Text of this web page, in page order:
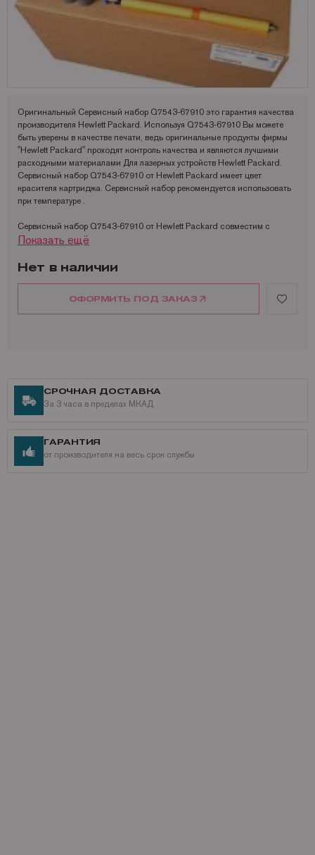
Lexmark
OCE
Pantum
Ricoh
Samsung
Sharp
Toshiba
Xerox
Аналоги Lexmark
Аналоги Oki
Аналоги Panasonic
Аналоги Ricoh
Аналоги Samsung
Аналоги Sharp
Аналоги Xerox
Запчасти для OKI
Запчасти для Samsung
Запчасти для Toshiba
Фотобумага Kodak для струйных принтеров
Фотобумага Lomond и пленки для струйных принтеров
Пленка для ламинирования Корея
Принтеры Epson
Принтеры Hewllet Packard
Принтеры Lexmark
Принтеры Panasonic
Принтеры Ricoh
Принтеры Samsung
Принтеры Sharp
Принтеры XEROX
Факсы Panasonic
Мониторы
Мониторы HP
Другое
Оригинальный Сервисный набор Q7543-67910 это гарантия качества
производителя Hewlett Packard. Используя Q7543-67910 Вы можете
быть уверены в качестве печати, ведь оригинальные продукты фирмы
"Hewlett Packard" проходят контроль качества и являются лучшими
расходными материалами Для лазерных устройств Hewlett Packard.
Сервисный набор Q7543-67910 от Hewlett Packard имеет цвет
красителя картриджа. Сервисный набор рекомендуется использовать
при температуре .
Сервисный набор Q7543-67910 от Hewlett Packard совместим с
такими моделями устройств как:
Производитель оставляет за собой право изменять характеристики
Получить дополнительную информацию можно по телефону: +7 (495)
221-64-51
Показать ещё
Нет в наличии
ОФОРМИТЬ ПОД ЗАКАЗ
СРОЧНАЯ ДОСТАВКА
За 3 часа в пределах МКАД
ГАРАНТИЯ
от производителя на весь срок службы